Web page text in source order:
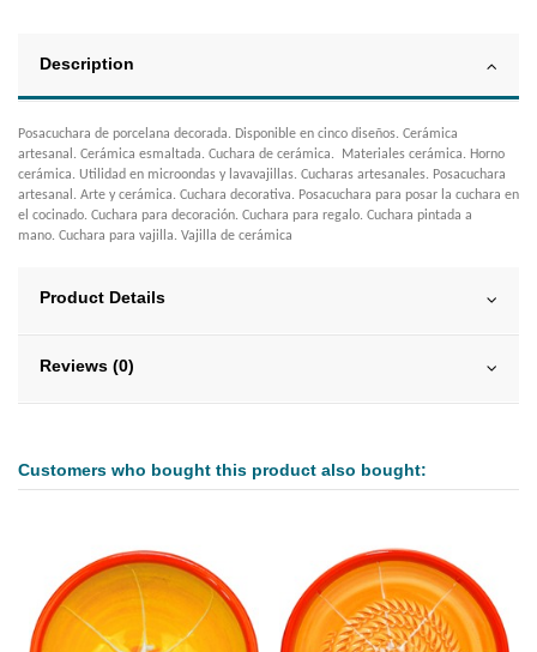
Description
Posacuchara de porcelana decorada. Disponible en cinco diseños. Cerámica
artesanal. Cerámica esmaltada. Cuchara de cerámica. Materiales cerámica. Horno
cerámica. Utilidad en microondas y lavavajillas. Cucharas artesanales. Posacuchara
artesanal. Arte y cerámica. Cuchara decorativa. Posacuchara para posar la cuchara en
el cocinado. Cuchara para decoración. Cuchara para regalo. Cuchara pintada a
mano. Cuchara para vajilla. Vajilla de cerámica
Product Details
Reviews (0)
Customers who bought this product also bought: